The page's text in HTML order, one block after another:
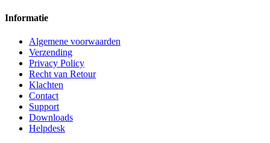
Informatie
Algemene voorwaarden
Verzending
Privacy Policy
Recht van Retour
Klachten
Contact
Support
Downloads
Helpdesk